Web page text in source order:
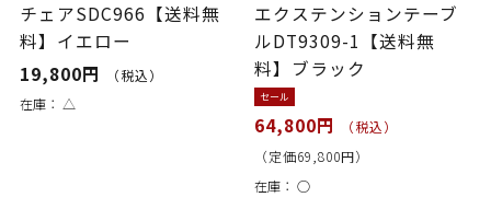
チェアSDC966【送料無
料】イエロー
19,800円
（税込）
在庫： △
エクステンションテーブ
ルDT9309-1【送料無
料】ブラック
セール
64,800円
（税込）
（定価69,800円）
在庫：○